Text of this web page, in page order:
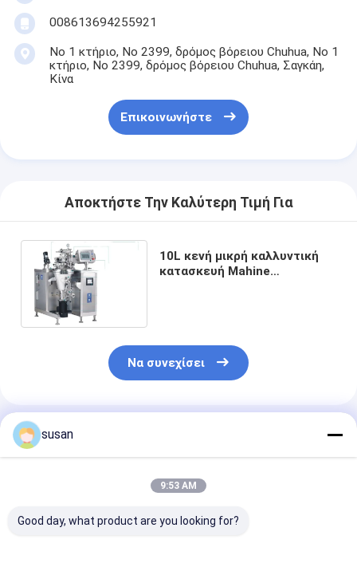
008613694255921
Νο 1 κτήριο, Νο 2399, δρόμος βόρειου Chuhua, Νο 1
κτήριο, Νο 2399, δρόμος βόρειου Chuhua, Σαγκάη,
Κίνα
Επικοινωνήστε
Αποκτήστε Την Καλύτερη Τιμή Για
10L κενή μικρή καλλυντική
κατασκευή Mahine
Να συνεχίσει
Συνιστώμενα Προϊόντα
susan
9:53 AM
Good day, what product are you looking for?